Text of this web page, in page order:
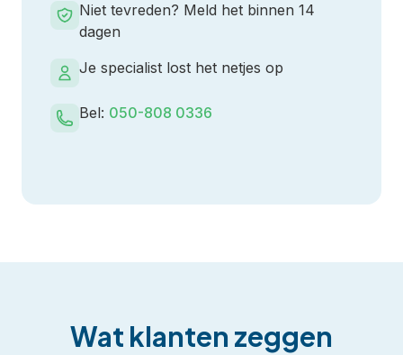
Niet tevreden? Meld het binnen 14
dagen
Je specialist lost het netjes op
Bel: 050-808 0336
Wat klanten zeggen